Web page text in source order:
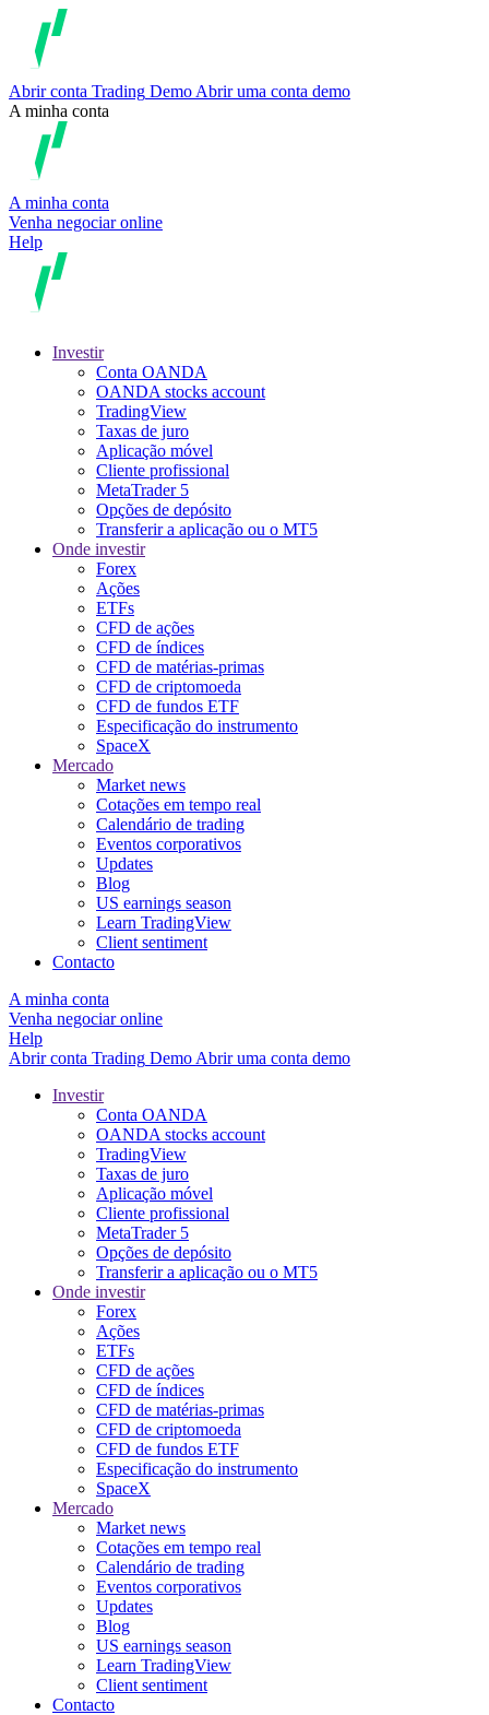
Abrir conta Trading Demo Abrir uma conta demo
A minha conta
A minha conta
Venha negociar online
Help
Investir
Conta OANDA
OANDA stocks account
TradingView
Taxas de juro
Aplicação móvel
Cliente profissional
MetaTrader 5
Opções de depósito
Transferir a aplicação ou o MT5
Onde investir
Forex
Ações
ETFs
CFD de ações
CFD de índices
CFD de matérias-primas
CFD de criptomoeda
CFD de fundos ETF
Especificação do instrumento
SpaceX
Mercado
Market news
Cotações em tempo real
Calendário de trading
Eventos corporativos
Updates
Blog
US earnings season
Learn TradingView
Client sentiment
Contacto
A minha conta
Venha negociar online
Help
Abrir conta Trading Demo Abrir uma conta demo
Investir
Conta OANDA
OANDA stocks account
TradingView
Taxas de juro
Aplicação móvel
Cliente profissional
MetaTrader 5
Opções de depósito
Transferir a aplicação ou o MT5
Onde investir
Forex
Ações
ETFs
CFD de ações
CFD de índices
CFD de matérias-primas
CFD de criptomoeda
CFD de fundos ETF
Especificação do instrumento
SpaceX
Mercado
Market news
Cotações em tempo real
Calendário de trading
Eventos corporativos
Updates
Blog
US earnings season
Learn TradingView
Client sentiment
Contacto